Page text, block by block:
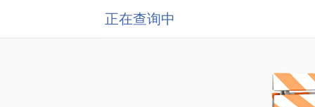
正在查询中